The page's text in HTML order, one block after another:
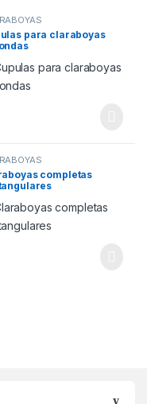
para claraboyas
completas